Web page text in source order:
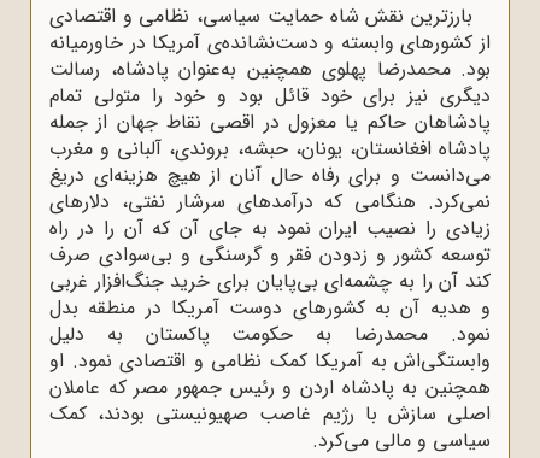
بارزترین نقش شاه حمایت سیاسی، نظامی و اقتصادی
از کشورهای وابسته و دست‌نشانده‌ی آمریکا در خاورمیانه
بود. محمدرضا پهلوی همچنین به‌عنوان پادشاه، رسالت
دیگری نیز برای خود قائل بود و خود را متولی تمام
پادشاهان حاکم یا معزول در اقصی نقاط جهان از جمله
پادشاه افغانستان، یونان، حبشه، بروندی، آلبانی و مغرب
می‌دانست و برای رفاه حال آنان از هیچ هزینه‌ای دریغ
نمی‌کرد. هنگامی که درآمدهای سرشار نفتی، دلارهای
زیادی را نصیب ایران نمود به جای آن که آن را در راه
توسعه کشور و زدودن فقر و گرسنگی و بی‌سوادی صرف
کند آن را به چشمه‌ای بی‌پایان برای خرید جنگ‌افزار غربی
و هدیه آن به کشورهای دوست آمریکا در منطقه بدل
نمود. محمدرضا به حکومت پاکستان به دلیل
وابستگی‌اش به آمریکا کمک نظامی و اقتصادی نمود. او
همچنین به پادشاه اردن و رئیس جمهور مصر که عاملان
اصلی سازش با رژیم غاصب صهیونیستی بودند، کمک
سیاسی و مالی می‌کرد.